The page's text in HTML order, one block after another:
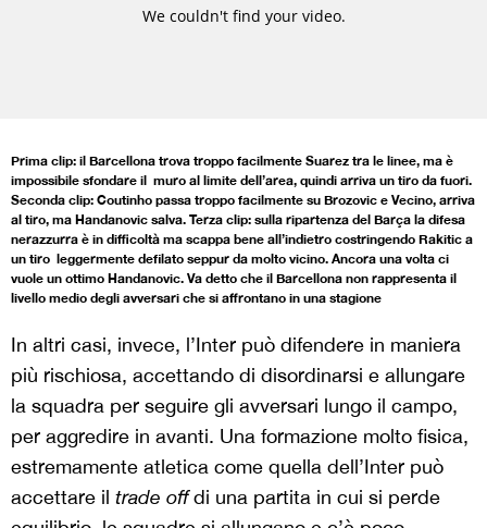
Prima clip: il Barcellona trova troppo facilmente Suarez tra le linee, ma è
impossibile sfondare il muro al limite dell’area, quindi arriva un tiro da fuori.
Seconda clip: Coutinho passa troppo facilmente su Brozovic e Vecino, arriva
al tiro, ma Handanovic salva. Terza clip: sulla ripartenza del Barça la difesa
nerazzurra è in difficoltà ma scappa bene all’indietro costringendo Rakitic a
un tiro leggermente defilato seppur da molto vicino. Ancora una volta ci
vuole un ottimo Handanovic. Va detto che il Barcellona non rappresenta il
livello medio degli avversari che si affrontano in una stagione
In altri casi, invece, l’Inter può difendere in maniera
più rischiosa, accettando di disordinarsi e allungare
la squadra per seguire gli avversari lungo il campo,
per aggredire in avanti. Una formazione molto fisica,
estremamente atletica come quella dell’Inter può
accettare il trade offdi una partita in cui si perde